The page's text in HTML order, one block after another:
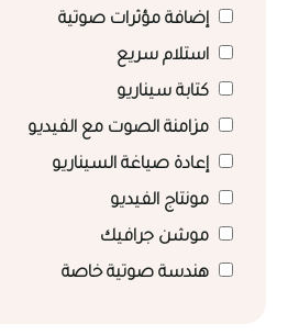
إضافة مؤثرات صوتية
استلام سريع
كتابة سيناريو
مزامنة الصوت مع الفيديو
إعادة صياغة السيناريو
مونتاج الفيديو
موشن جرافيك
هندسة صوتية خاصة